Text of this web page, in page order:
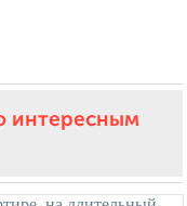
интересным